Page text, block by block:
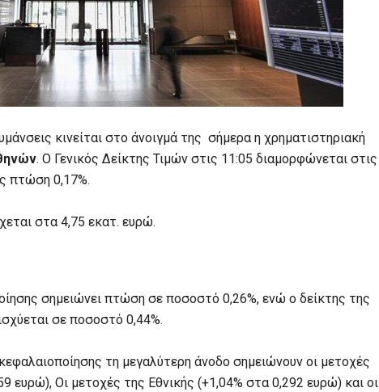
κινείται στο άνοιγμά της σήμερα η χρηματιστηριακή
. O Γενικός Δείκτης Τιμών στις 11:05 διαμορφώνεται στις
πτώση 0,17%.
στα 4,75 εκατ. ευρώ.
σημειώνει πτώση σε ποσοστό 0,26%, ενώ ο δείκτης της
σε ποσοστό 0,44%.
τη μεγαλύτερη άνοδο σημειώνουν οι μετοχές
ευρώ), Οι μετοχές της Εθνικής (+1,04% στα 0,292 ευρώ) και οι